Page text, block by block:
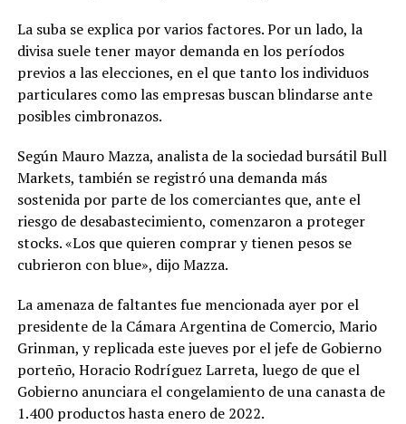
La suba se explica por varios factores. Por un lado, la
divisa suele tener mayor demanda en los períodos
previos a las elecciones, en el que tanto los individuos
particulares como las empresas buscan blindarse ante
posibles cimbronazos.
Según Mauro Mazza, analista de la sociedad bursátil Bull
Markets, también se registró una demanda más
sostenida por parte de los comerciantes que, ante el
riesgo de desabastecimiento, comenzaron a proteger
stocks. «Los que quieren comprar y tienen pesos se
cubrieron con blue», dijo Mazza.
La amenaza de faltantes fue mencionada ayer por el
presidente de la Cámara Argentina de Comercio, Mario
Grinman, y replicada este jueves por el jefe de Gobierno
porteño, Horacio Rodríguez Larreta, luego de que el
Gobierno anunciara el congelamiento de una canasta de
1.400 productos hasta enero de 2022.